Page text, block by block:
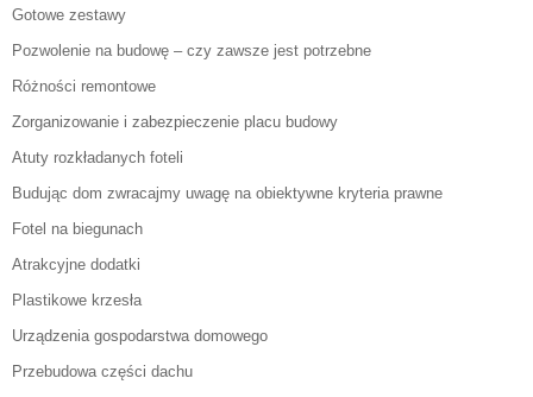
Gotowe zestawy
Pozwolenie na budowę – czy zawsze jest potrzebne
Różności remontowe
Zorganizowanie i zabezpieczenie placu budowy
Atuty rozkładanych foteli
Budując dom zwracajmy uwagę na obiektywne kryteria prawne
Fotel na biegunach
Atrakcyjne dodatki
Plastikowe krzesła
Urządzenia gospodarstwa domowego
Przebudowa części dachu